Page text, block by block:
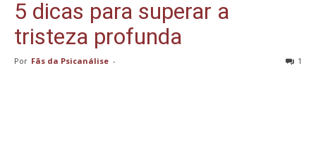
5 dicas para superar a
tristeza profunda
Por Fãs da Psicanálise - 1